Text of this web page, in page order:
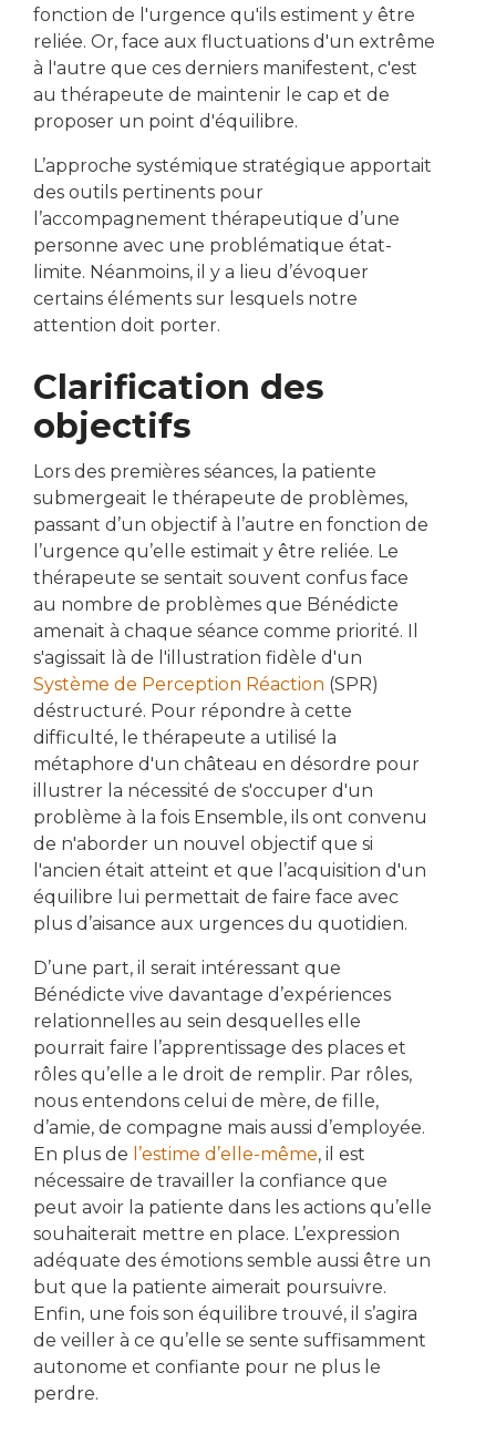
fonction de l'urgence qu'ils estiment y être
reliée. Or, face aux fluctuations d'un extrême
à l'autre que ces derniers manifestent, c'est
au thérapeute de maintenir le cap et de
proposer un point d'équilibre.
L’approche systémique stratégique apportait
des outils pertinents pour
l’accompagnement thérapeutique d’une
personne avec une problématique état-
limite. Néanmoins, il y a lieu d’évoquer
certains éléments sur lesquels notre
attention doit porter.
Clarification des
objectifs
Lors des premières séances, la patiente
submergeait le thérapeute de problèmes,
passant d’un objectif à l’autre en fonction de
l’urgence qu’elle estimait y être reliée. Le
thérapeute se sentait souvent confus face
au nombre de problèmes que Bénédicte
amenait à chaque séance comme priorité. Il
s'agissait là de l'illustration fidèle d'un
Système de Perception Réaction (SPR)
déstructuré. Pour répondre à cette
difficulté, le thérapeute a utilisé la
métaphore d'un château en désordre pour
illustrer la nécessité de s'occuper d'un
problème à la fois Ensemble, ils ont convenu
de n'aborder un nouvel objectif que si
l'ancien était atteint et que l’acquisition d'un
équilibre lui permettait de faire face avec
plus d’aisance aux urgences du quotidien.
D’une part, il serait intéressant que
Bénédicte vive davantage d’expériences
relationnelles au sein desquelles elle
pourrait faire l’apprentissage des places et
rôles qu’elle a le droit de remplir. Par rôles,
nous entendons celui de mère, de fille,
d’amie, de compagne mais aussi d’employée.
En plus de l’estime d’elle-même, il est
nécessaire de travailler la confiance que
peut avoir la patiente dans les actions qu’elle
souhaiterait mettre en place. L’expression
adéquate des émotions semble aussi être un
but que la patiente aimerait poursuivre.
Enfin, une fois son équilibre trouvé, il s’agira
de veiller à ce qu’elle se sente suffisamment
autonome et confiante pour ne plus le
perdre.